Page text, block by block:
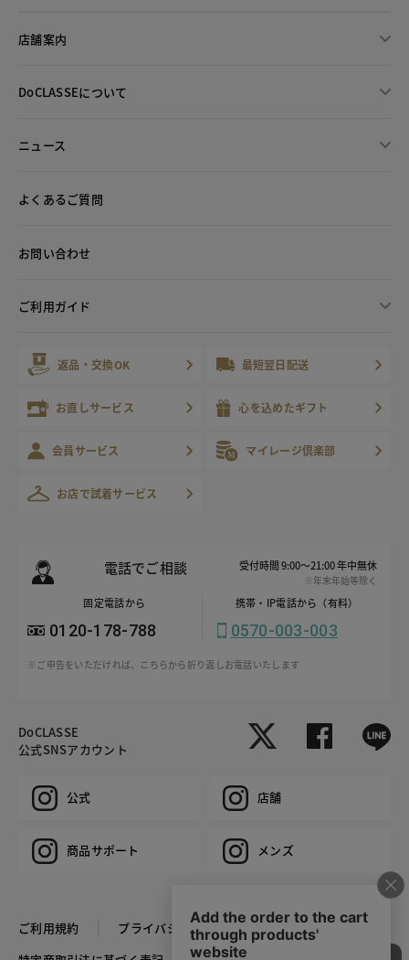
店舗案内
DoCLASSEについて
ニュース
よくあるご質問
お問い合わせ
ご利用ガイド
返品・交換OK 最短翌日配送
お直しサービス 心を込めたギフト
会員サービス マイレージ倶楽部
お店で試着サービス
電話でご相談 受付時間 9:00～21:00 年中無休
※年末年始等除く
固定電話から
0120-178-788
携帯・IP電話から（有料）
0570-003-003
※ご申告をいただければ、こちらから折り返しお電話いたします
DoCLASSE
公式SNSアカウント
公式 店舗
商品サポート メンズ
ご利用規約
プライバシーポリシー